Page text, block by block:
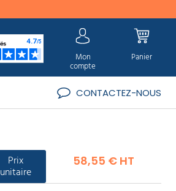
Mon
compte
Panier
CONTACTEZ-NOUS
Prix
unitaire
58,55 € HT